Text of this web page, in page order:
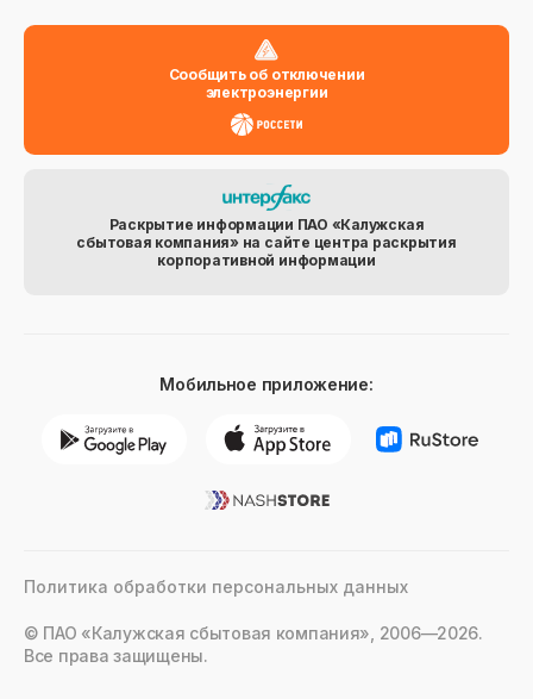
Сообщить об отключении
электроэнергии
Раскрытие информации ПАО «Калужская
сбытовая компания» на сайте центра раскрытия
корпоративной информации
Мобильное приложение:
Политика обработки персональных данных
© ПАО «Калужская сбытовая компания», 2006—2026.
Все права защищены.